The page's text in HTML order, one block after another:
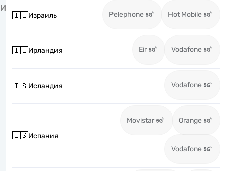
И
🇮🇱Израиль Pelephone Hot Mobile
🇮🇪Ирландия Eir Vodafone
🇮🇸Исландия Vodafone
🇪🇸Испания
Movistar Orange
Vodafone